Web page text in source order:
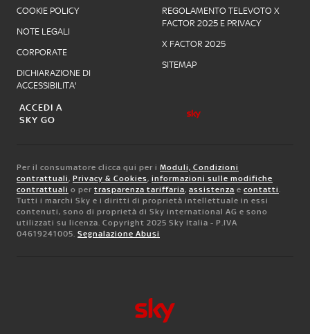
COOKIE POLICY
NOTE LEGALI
CORPORATE
DICHIARAZIONE DI
ACCESSIBILITA'
REGOLAMENTO TELEVOTO X
FACTOR 2025 E PRIVACY
X FACTOR 2025
SITEMAP
ACCEDI A
SKY GO
Per il consumatore clicca qui per i Moduli, Condizioni
contrattuali, Privacy & Cookies, informazioni sulle modifiche
contrattuali o per trasparenza tariffaria, assistenza e contatti.
Tutti i marchi Sky e i diritti di proprietà intellettuale in essi
contenuti, sono di proprietà di Sky international AG e sono
utilizzati su licenza. Copyright 2025 Sky Italia - P.IVA
04619241005. Segnalazione Abusi